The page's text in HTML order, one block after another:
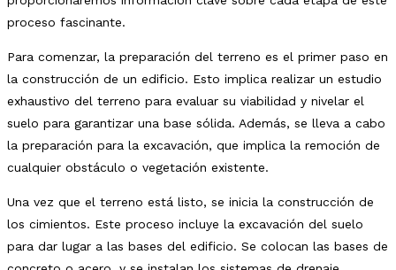
proceso fascinante.
Para comenzar, la preparación del terreno es el primer paso en
la construcción de un edificio. Esto implica realizar un estudio
exhaustivo del terreno para evaluar su viabilidad y nivelar el
suelo para garantizar una base sólida. Además, se lleva a cabo
la preparación para la excavación, que implica la remoción de
cualquier obstáculo o vegetación existente.
Una vez que el terreno está listo, se inicia la construcción de
los cimientos. Este proceso incluye la excavación del suelo
para dar lugar a las bases del edificio. Se colocan las bases de